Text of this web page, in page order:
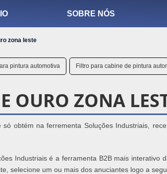
SOBRE NÓS
zona leste
pintura automotiva Filtro para cabine de pintura
OURO ZONA
obtém na ferrementa Soluções Industriais,
Industriais é a ferramenta B2B mais interativo
selecione um ou mais dos anuciantes logo a